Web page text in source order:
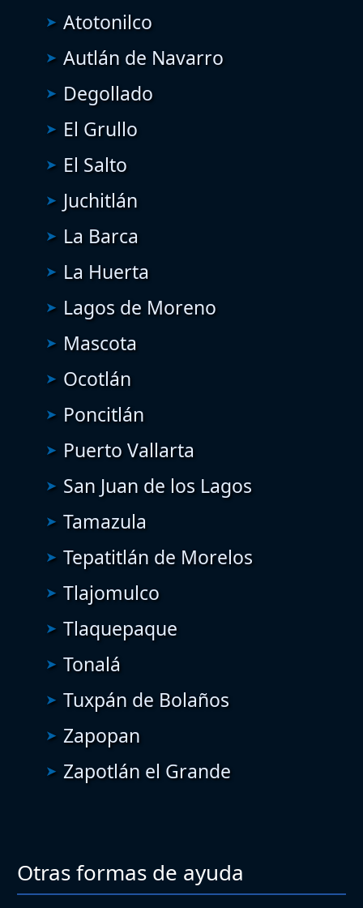
Atotonilco
Autlán de Navarro
Degollado
El Grullo
El Salto
Juchitlán
La Barca
La Huerta
Lagos de Moreno
Mascota
Ocotlán
Poncitlán
Puerto Vallarta
San Juan de los Lagos
Tamazula
Tepatitlán de Morelos
Tlajomulco
Tlaquepaque
Tonalá
Tuxpán de Bolaños
Zapopan
Zapotlán el Grande
Otras formas de ayuda